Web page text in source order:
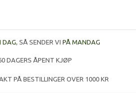
I DAG , SÅ SENDER VI PÅ MANDAG
DAGERS ÅPENT KJØP
PÅ BESTILLINGER OVER 1000 KR